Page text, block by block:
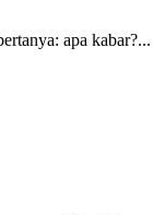
apa kabar?...